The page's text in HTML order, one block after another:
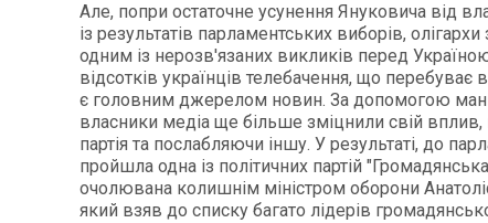
Але, попри остаточне усунення Януковича від
із результатів парламентських виборів,
одним із нерозв'язаних викликів перед
відсотків українців телебачення, що перебуває в
є головним джерелом новин. За допомогою
власники медіа ще більше зміцнили свій
партія та послабляючи іншу. У результаті, до
пройшла одна із політичних партій
очолювана колишнім міністром оборони
який взяв до списку багато лідерів